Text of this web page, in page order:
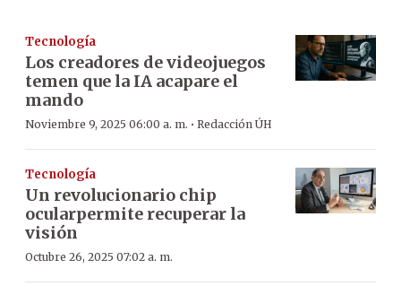
Tecnología
Los creadores de videojuegos
temen que la IA acapare el
mando
Noviembre 9, 2025 06:00 a. m. · Redacción ÚH
Tecnología
Un revolucionario chip
ocularpermite recuperar la
visión
Octubre 26, 2025 07:02 a. m.